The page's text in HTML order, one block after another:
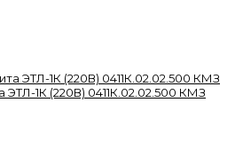
ЭТЛ-1К (220В) 0411К.02.02.500 КМЗ